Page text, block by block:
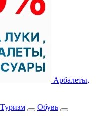
Арбалеты,
Туризм
Обувь